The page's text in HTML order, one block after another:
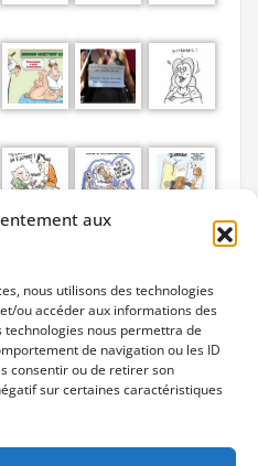
aux
nous utilisons des technologies
ou accéder aux informations des
nous permettra de
de navigation ou les ID
consentir ou de retirer son
sur certaines caractéristiques